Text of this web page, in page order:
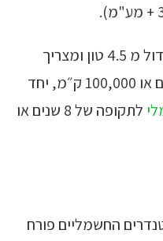
שברולט סילברדו EV במשקל גדול מ 4.5 טון ומצריך
רשיון ג׳. אחריות על הרכב 3 שנים או 100,000 ק״מ, יחד
לתקופה של 8 שנים או
החשמליים פורח